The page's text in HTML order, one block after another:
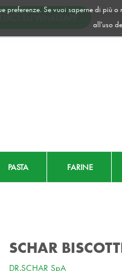
Se vuoi saperne di più
all'uso
PASTA FARINE
SCHAR
DR.SCHAR SpA